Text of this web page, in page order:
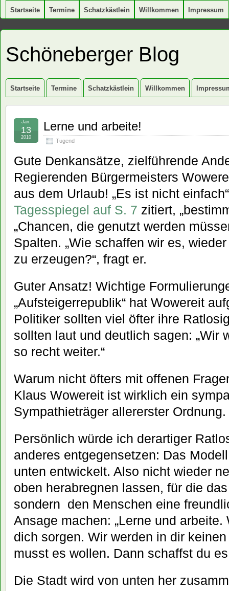
Startseite Termine Schatzkästlein Willkommen Impressum
Schöneberger Blog
Startseite Termine Schatzkästlein Willkommen
Lerne und arbeite!
Tugend
Jan.
13
2010
Gute Denkansätze, zielführende
Regierenden Bürgermeisters
aus dem Urlaub! „Es ist nicht
Tagesspiegel auf S. 7 zitiert,
„Chancen, die genutzt werden
Spalten. „Wie schaffen wir es,
zu erzeugen?“, fragt er.
Guter Ansatz! Wichtige
„Aufsteigerrepublik“ hat Wowereit
Politiker sollten viel öfter ihre
sollten laut und deutlich sagen: „Wir
so recht weiter.“
Warum nicht öfters mit offenen
Klaus Wowereit ist wirklich ein
Sympathieträger allererster
Persönlich würde ich derartiger
anderes entgegensetzen: Das
unten entwickelt. Also nicht wieder
oben herabregnen lassen, für die
sondern den Menschen eine
Ansage machen: „Lerne und
dich sorgen. Wir werden in dir
musst es wollen. Dann schaffst du
Die Stadt wird von unten her